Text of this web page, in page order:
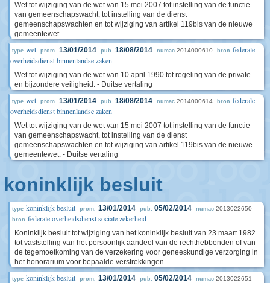
Wet tot wijziging van de wet van 15 mei 2007 tot instelling van de functie
van gemeenschapswacht, tot instelling van de dienst
gemeenschapswachten en tot wijziging van artikel 119bis van de nieuwe
gemeentewet
type wet prom. 13/01/2014 pub. 18/08/2014 numac 2014000610 bron federale
overheidsdienst binnenlandse zaken
Wet tot wijziging van de wet van 10 april 1990 tot regeling van de private
en bijzondere veiligheid. - Duitse vertaling
type wet prom. 13/01/2014 pub. 18/08/2014 numac 2014000614 bron federale
overheidsdienst binnenlandse zaken
Wet tot wijziging van de wet van 15 mei 2007 tot instelling van de functie
van gemeenschapswacht, tot instelling van de dienst
gemeenschapswachten en tot wijziging van artikel 119bis van de nieuwe
gemeentewet. - Duitse vertaling
koninklijk besluit
type koninklijk besluit prom. 13/01/2014 pub. 05/02/2014 numac 2013022650
bron federale overheidsdienst sociale zekerheid
Koninklijk besluit tot wijziging van het koninklijk besluit van 23 maart 1982
tot vaststelling van het persoonlijk aandeel van de rechthebbenden of van
de tegemoetkoming van de verzekering voor geneeskundige verzorging in
het honorarium voor bepaalde verstrekkingen
type koninklijk besluit prom. 13/01/2014 pub. 05/02/2014 numac 2013022651